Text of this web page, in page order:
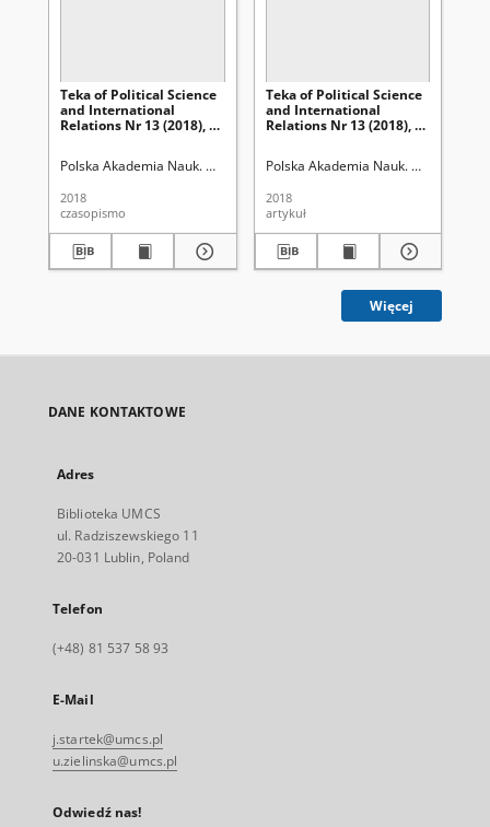
Teka of Political Science
and International
Relations Nr 13 (2018), 2.
Polska Akademia Nauk. Oddział w Lublinie Uniwersytet Marii Curie-
2018
czasopismo
Teka of Political Science
and International
Relations Nr 13 (2018), 2.
Polska Akademia Nauk. Oddział w
2018
artykuł
Więcej
DANE KONTAKTOWE
Adres
Biblioteka UMCS
ul. Radziszewskiego 11
20-031 Lublin, Poland
Telefon
(+48) 81 537 58 93
E-Mail
j.startek@umcs.pl
u.zielinska@umcs.pl
Odwiedź nas!